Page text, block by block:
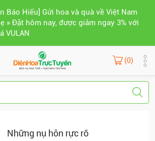
Báo Hiếu] Gửi hoa và quà về Việt Nam
» Đặt hôm nay, được giảm ngay 3% với
VULAN
(0)
Những nụ hôn rực rỡ